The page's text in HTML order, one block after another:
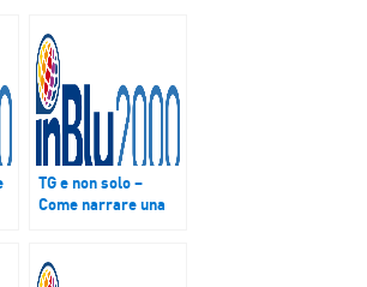
TG e non solo –
Come narrare una
a #16marzo1978